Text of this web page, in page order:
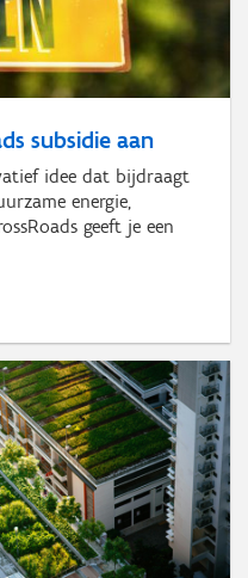
subsidie aan
idee dat bijdraagt
energie,
geeft je een